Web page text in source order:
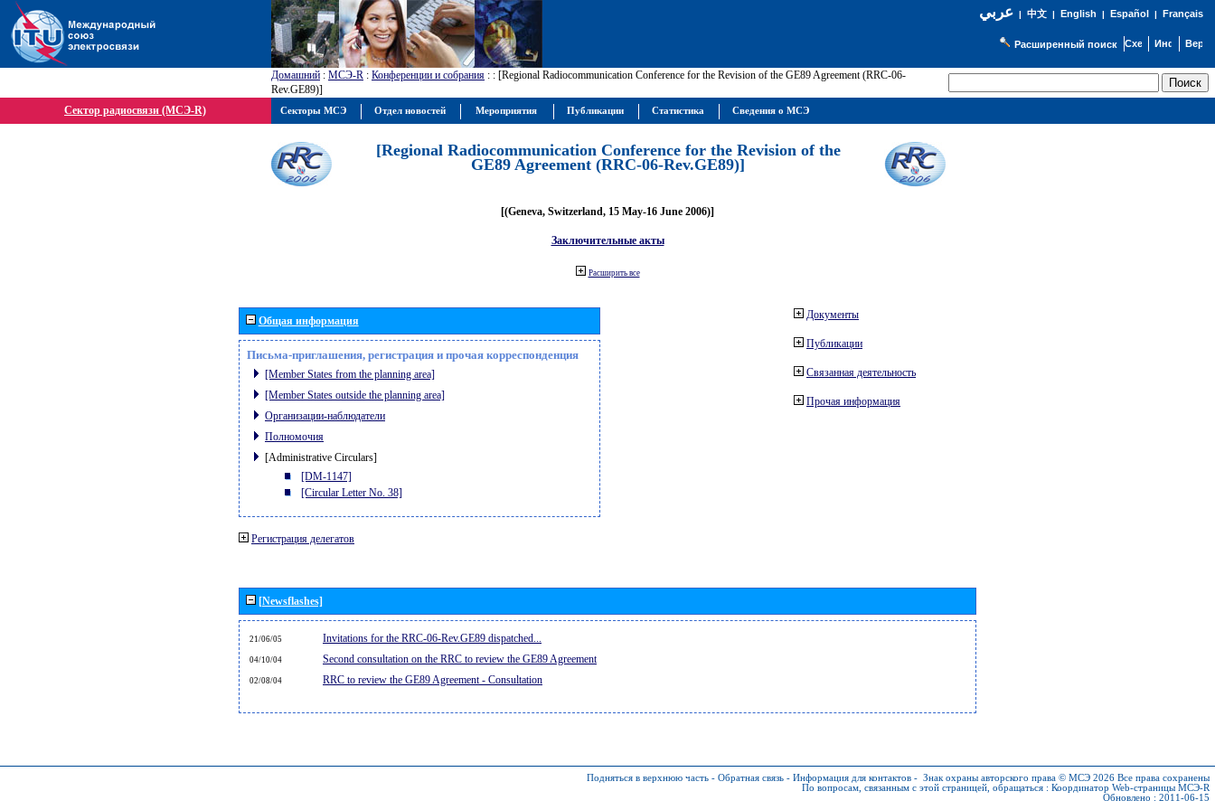
عربي| 中文| English | Español | Français
Расширенный поиск
Домашний : МСЭ-R : Конференции и собрания : : [Regional Radiocommunication Conference for the Revision of the GE89 Agreement (RRC-06-
Rev.GE89)]
Сектор радиосвязи (МСЭ-R)
[Regional Radiocommunication Conference for the Revision of the
GE89 Agreement (RRC-06-Rev.GE89)]
[(Geneva, Switzerland, 15 May-16 June 2006)]
Заключительные акты
Расширить все
Общая информация
Письма-приглашения, регистрация и прочая корреспонденция
[Member States from the planning area]
[Member States outside the planning area]
Организации-наблюдатели
Полномочия
[Administrative Circulars]
[DM-1147]
[Circular Letter No. 38]
Регистрация делегатов
Документы
Публикации
Связанная деятельность
Прочая информация
[Newsflashes]
21/06/05 Invitations for the RRC-06-Rev.GE89 dispatched...
04/10/04 Second consultation on the RRC to review the GE89 Agreement
02/08/04 RRC to review the GE89 Agreement - Consultation
Подняться в верхнюю часть - Обратная связь - Информация для контактов - Знак охраны авторского права © МСЭ 2026 Все права сохранены
По вопросам, связанным с этой страницей, обращаться : Координатор Web-страницы МСЭ-R
Обновлено : 2011-06-15
Секторы МСЭ Отдел новостей Мероприятия Публикации Статистика Сведения о МСЭ